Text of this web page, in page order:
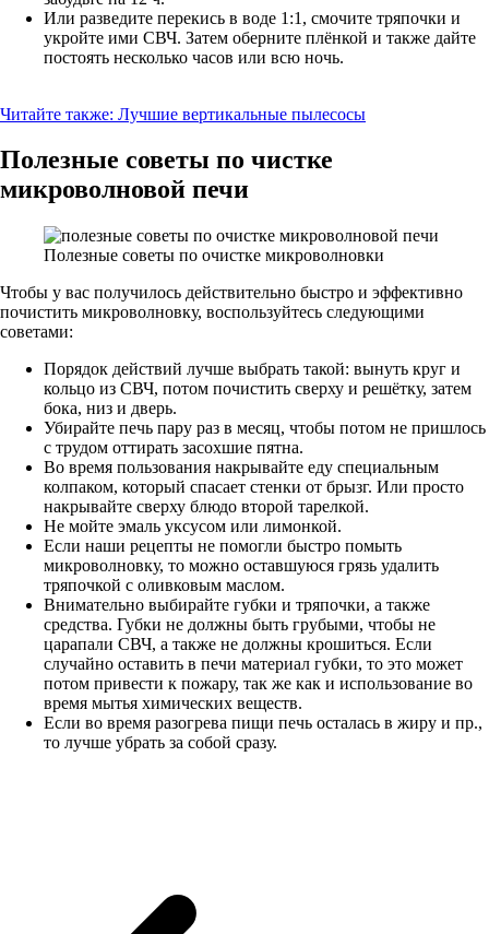
Или разведите перекись в воде 1:1, смочите тряпочки и
укройте ими СВЧ. Затем оберните плёнкой и также дайте
постоять несколько часов или всю ночь.
Читайте также: Лучшие вертикальные пылесосы
Полезные советы по чистке
микроволновой печи
Полезные советы по очистке микроволновки
Чтобы у вас получилось действительно быстро и эффективно
почистить микроволновку, воспользуйтесь следующими
советами:
Порядок действий лучше выбрать такой: вынуть круг и
кольцо из СВЧ, потом почистить сверху и решётку, затем
бока, низ и дверь.
Убирайте печь пару раз в месяц, чтобы потом не пришлось
с трудом оттирать засохшие пятна.
Во время пользования накрывайте еду специальным
колпаком, который спасает стенки от брызг. Или просто
накрывайте сверху блюдо второй тарелкой.
Не мойте эмаль уксусом или лимонкой.
Если наши рецепты не помогли быстро помыть
микроволновку, то можно оставшуюся грязь удалить
тряпочкой с оливковым маслом.
Внимательно выбирайте губки и тряпочки, а также
средства. Губки не должны быть грубыми, чтобы не
царапали СВЧ, а также не должны крошиться. Если
случайно оставить в печи материал губки, то это может
потом привести к пожару, так же как и использование во
время мытья химических веществ.
Если во время разогрева пищи печь осталась в жиру и пр.,
то лучше убрать за собой сразу.